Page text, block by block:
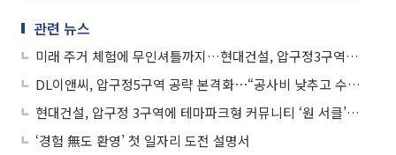
관련 뉴스
미래 주거 체험에 무인셔틀까지…현대건설, 압구정3구역 홍보관 오픈
DL이앤씨, 압구정5구역 공략 본격화⋯“공사비 낮추고 수익 극대화”
현대건설, 압구정 3구역에 테마파크형 커뮤니티 ‘원 서클’ 제안
‘경험 無도 환영’ 첫 일자리 도전 설명서